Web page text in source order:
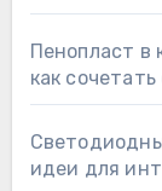
Пенопласт в
как
идеи для